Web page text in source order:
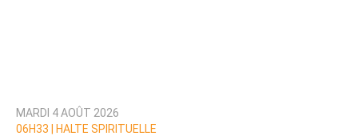
MARDI 4 AOÛT 2026
06H33 | HALTE SPIRITUELLE